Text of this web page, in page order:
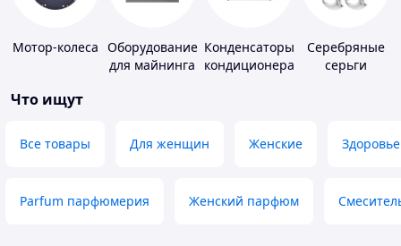
Мотор-колеса Оборудование
для майнинга
Конденсаторы
кондиционера
Серебряные
серьги
Что ищут
Все товары Для женщин Женские Здоровье
Parfum парфюмерия Женский парфюм